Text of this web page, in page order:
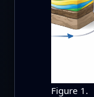
Figure 1.